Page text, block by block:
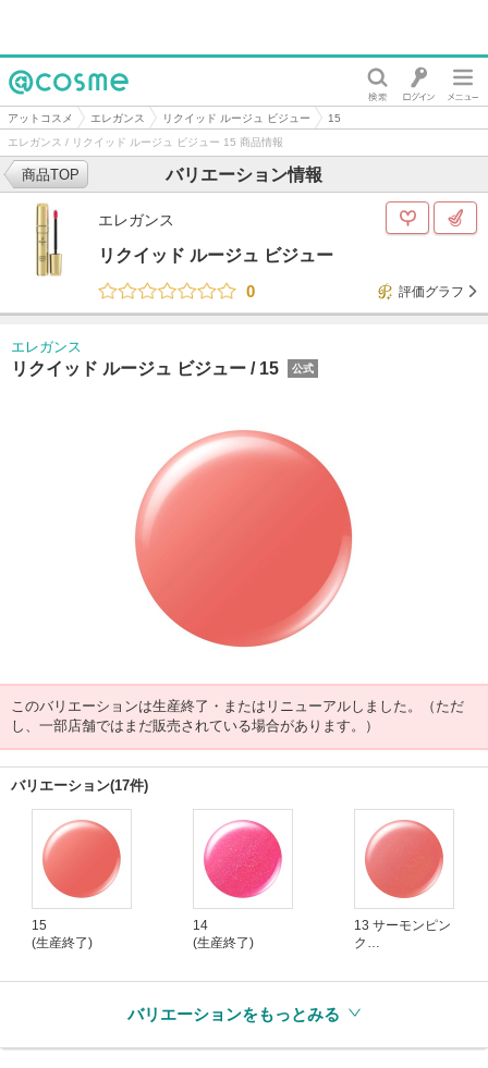
@cosme
アットコスメ エレガンス リクイッド ルージュ ビジュー
15
エレガンス / リクイッド ルージュ ビジュー 15 商品情報
バリエーション情報
商品TOP
エレガンス
リクイッド ルージュ ビジュー
0
評価グラフ
エレガンス
リクイッド ルージュ ビジュー / 15 公式
このバリエーションは生産終了・またはリニューアルしました。（ただ
し、一部店舗ではまだ販売されている場合があります。）
バリエーション(17件)
15
(生産終了)
14
(生産終了)
13 サーモンピン
ク
バリエーションをもっとみる